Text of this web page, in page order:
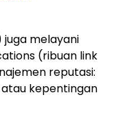
juga melayani
(ribuan link
reputasi:
kepentingan